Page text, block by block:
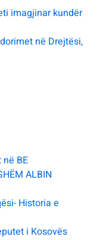
imagjinar kundër
në Drejtësi,
BE
ALBIN
Historia e
i Kosovës